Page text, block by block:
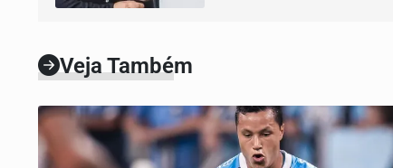
Veja Também